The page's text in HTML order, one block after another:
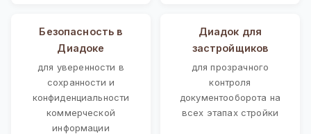
Безопасность в
Диадоке
для уверенности в
сохранности и
конфиденциальности
коммерческой
информации
Диадок для
застройщиков
для прозрачного
контроля
документооборота на
всех этапах стройки